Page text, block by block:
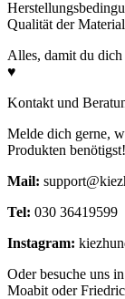
Rohprotein
Rohfett
Rohasche
Rohfaser
Energie
Qualität der
Alles, damit du
♥
Kontakt und
Melde dich gerne,
Produkten benötigst!
Mail:
Tel: 030 36419599
Instagram:
Oder besuche uns
Moabit oder